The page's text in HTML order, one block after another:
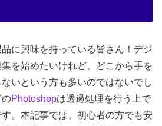
に興味を持っている皆さん！デジ
を始めたいけれど、どこから手を
いという方も多いのではないでし
のPhotoshopは透過処理を行う上で
。本記事では、初心者の方でも安